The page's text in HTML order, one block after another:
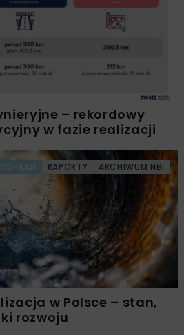
– rekordowy
w fazie realizacji
KAN RAPORTY ARCHIWUM NBI
w Polsce – stan,
rozwoju